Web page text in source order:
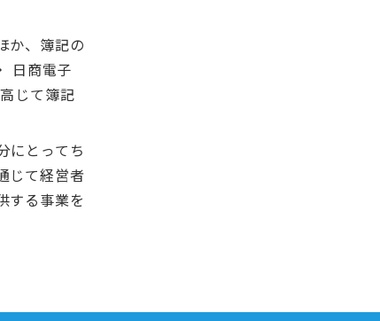
か、簿記の
日商電子
じて簿記
にとってち
じて経営者
する事業を